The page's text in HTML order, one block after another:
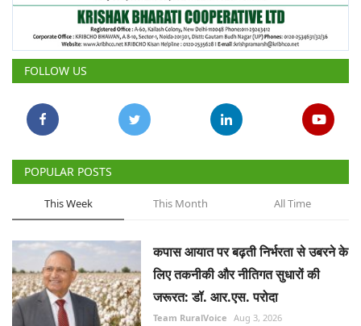
FOLLOW US
POPULAR POSTS
This Week This Month All Time
कपास आयात पर बढ़ती निर्भरता से उबरने के
लिए तकनीकी और नीतिगत सुधारों की
जरूरत: डॉ. आर.एस. परोदा
Team RuralVoice Aug 3, 2026